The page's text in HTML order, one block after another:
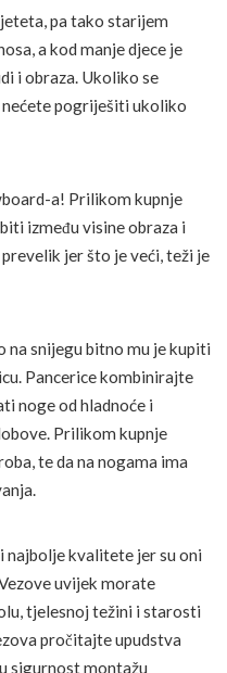
pa tako starijem
a kod manje djece je
i obraza. Ukoliko se
pogriješiti ukoliko
a! Prilikom kupnje
između visine obraza i
jer što je veći, teži je
na snijegu bitno mu je kupiti
Pancerice kombinirajte
noge od hladnoće i
Prilikom kupnje
te da na nogama ima
najbolje kvalitete jer su oni
uvijek morate
tjelesnoj težini i starosti
pročitajte upudstva
sigurnost montažu